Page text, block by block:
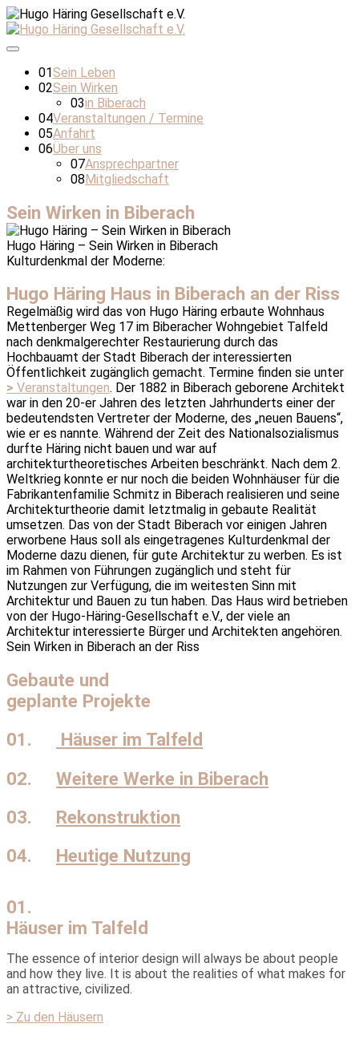
01Sein Leben
02Sein Wirken
03in Biberach
04Veranstaltungen / Termine
05Anfahrt
06Über uns
07Ansprechpartner
08Mitgliedschaft
Sein Wirken in Biberach
Hugo Häring – Sein Wirken in Biberach
Kulturdenkmal der Moderne:
Hugo Häring Haus in Biberach an der Riss
Regelmäßig wird das von Hugo Häring erbaute Wohnhaus
Mettenberger Weg 17 im Biberacher Wohngebiet Talfeld
nach denkmalgerechter Restaurierung durch das
Hochbauamt der Stadt Biberach der interessierten
Öffentlichkeit zugänglich gemacht. Termine finden sie unter
> Veranstaltungen. Der 1882 in Biberach geborene Architekt
war in den 20-er Jahren des letzten Jahrhunderts einer der
bedeutendsten Vertreter der Moderne, des „neuen Bauens“,
wie er es nannte. Während der Zeit des Nationalsozialismus
durfte Häring nicht bauen und war auf
architekturtheoretisches Arbeiten beschränkt. Nach dem 2.
Weltkrieg konnte er nur noch die beiden Wohnhäuser für die
Fabrikantenfamilie Schmitz in Biberach realisieren und seine
Architekturtheorie damit letztmalig in gebaute Realität
umsetzen. Das von der Stadt Biberach vor einigen Jahren
erworbene Haus soll als eingetragenes Kulturdenkmal der
Moderne dazu dienen, für gute Architektur zu werben. Es ist
im Rahmen von Führungen zugänglich und steht für
Nutzungen zur Verfügung, die im weitesten Sinn mit
Architektur und Bauen zu tun haben. Das Haus wird betrieben
von der Hugo-Häring-Gesellschaft e.V., der viele an
Architektur interessierte Bürger und Architekten angehören.
Sein Wirken in Biberach an der Riss
Gebaute und
geplante Projekte
01.
Häuser im Talfeld
02. Weitere Werke in Biberach
03. Rekonstruktion
04. Heutige Nutzung
01.
Häuser im Talfeld
The essence of interior design will always be about people
and how they live. It is about the realities of what makes for
an attractive, civilized.
> Zu den Häusern